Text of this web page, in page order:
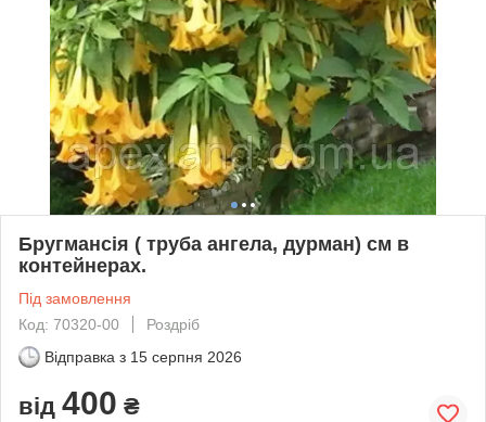
Бругмансія ( труба ангела, дурман) см в
контейнерах.
Під замовлення
Код: 70320-00
Роздріб
Відправка з 15 серпня 2026
від 400 ₴